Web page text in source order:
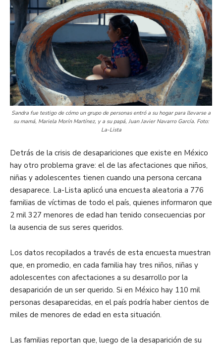
Sandra fue testigo de cómo un grupo de personas entró a su hogar para llevarse a
su mamá, Mariela Morín Martínez, y a su papá, Juan Javier Navarro García. Foto:
La-Lista
Detrás de la crisis de desapariciones que existe en México
hay otro problema grave: el de las afectaciones que niños,
niñas y adolescentes tienen cuando una persona cercana
desaparece. La-Lista aplicó una encuesta aleatoria a 776
familias de víctimas de todo el país, quienes informaron que
2 mil 327 menores de edad han tenido consecuencias por
la ausencia de sus seres queridos.
Los datos recopilados a través de esta encuesta muestran
que, en promedio, en cada familia hay tres niños, niñas y
adolescentes con afectaciones a su desarrollo por la
desaparición de un ser querido. Si en México hay 110 mil
personas desaparecidas, en el país podría haber cientos de
miles de menores de edad en esta situación.
Las familias reportan que, luego de la desaparición de su